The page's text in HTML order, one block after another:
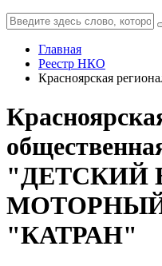
Главная
Реестр НКО
Красноярская
"ДЕТСКИЙ
"КАТРАН"